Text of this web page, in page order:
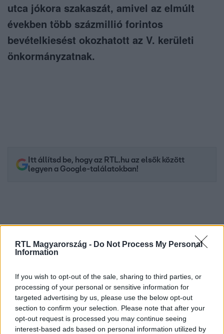
RTL Magyarország - Do Not Process My Personal
Information
If you wish to opt-out of the sale, sharing to third parties, or
processing of your personal or sensitive information for
targeted advertising by us, please use the below opt-out
section to confirm your selection. Please note that after your
opt-out request is processed you may continue seeing
interest-based ads based on personal information utilized by
utca jókora szakaszát, amivel az elmúlt
években több százmillió forintos
bevételkiesést okozhatott az V. kerületi
önkormányzatnak.
Itt állítsd be, hogy az RTL.hu az elsők között
legyen a Google-találatokban!
Kövess minket, és értesülj a friss hírekről a
Facebookon is!